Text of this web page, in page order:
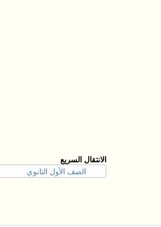
الانتقال السريع